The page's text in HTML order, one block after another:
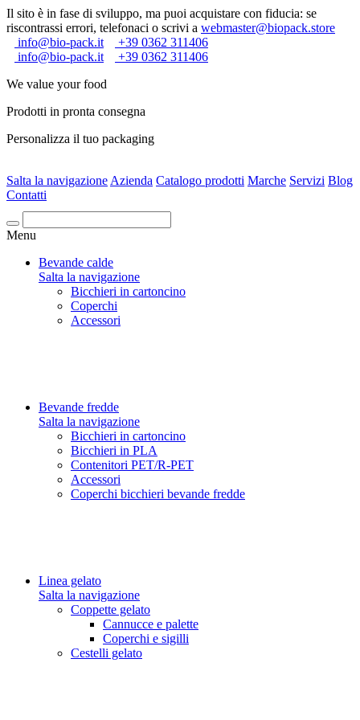
Il sito è in fase di sviluppo, ma puoi acquistare con fiducia: se
riscontrassi errori, telefonaci o scrivi a webmaster@biopack.store
info@bio-pack.it
+39 0362 311406
info@bio-pack.it
+39 0362 311406
We value your food
Prodotti in pronta consegna
Personalizza il tuo packaging
Salta la navigazione Azienda Catalogo prodotti Marche Servizi Blog
Contatti
Cerca
Menu
Bevande calde
Salta la navigazione
Bicchieri in cartoncino
Coperchi
Accessori
Bevande fredde
Salta la navigazione
Bicchieri in cartoncino
Bicchieri in PLA
Contenitori PET/R-PET
Accessori
Coperchi bicchieri bevande fredde
Linea gelato
Salta la navigazione
Coppette gelato
Cannucce e palette
Coperchi e sigilli
Cestelli gelato